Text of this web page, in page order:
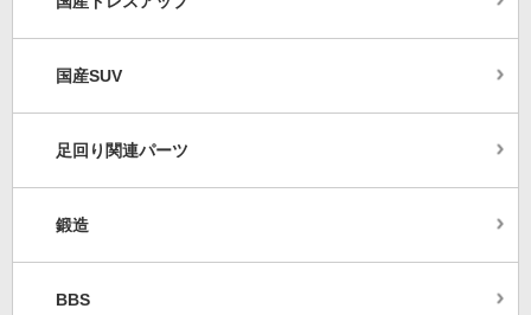
国産SUV
足回り関連パーツ
鍛造
BBS